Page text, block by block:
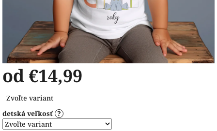
od €14,99
cena:
Zvoľte variant
detská veľkosť ?